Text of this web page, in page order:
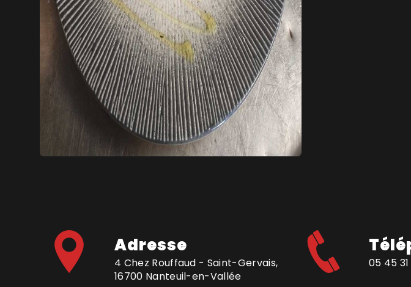
Adresse
4 Chez Rouffaud - Saint-Gervais,
16700 Nanteuil-en-Vallée
05 45